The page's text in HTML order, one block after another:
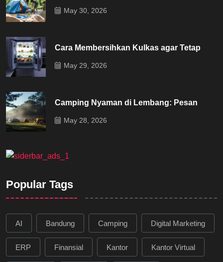
May 30, 2026
Cara Membersihkan Kulkas agar Tetap
May 29, 2026
Camping Nyaman di Lembang: Pesan
May 28, 2026
Popular Tags
AI Bandung Camping Digital Marketing
ERP Finansial Kantor Kantor Virtual